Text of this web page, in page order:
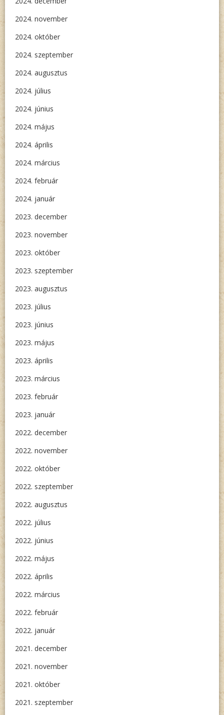
2024. november
2024. október
2024. szeptember
2024. augusztus
2024. július
2024. június
2024. május
2024. április
2024. március
2024. február
2024. január
2023. december
2023. november
2023. október
2023. szeptember
2023. augusztus
2023. július
2023. június
2023. május
2023. április
2023. március
2023. február
2023. január
2022. december
2022. november
2022. október
2022. szeptember
2022. augusztus
2022. július
2022. június
2022. május
2022. április
2022. március
2022. február
2022. január
2021. december
2021. november
2021. október
2021. szeptember